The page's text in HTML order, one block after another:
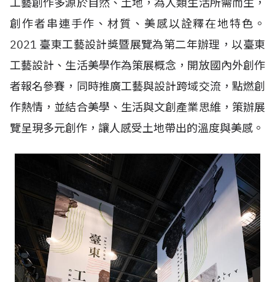
創作者串連手作、材質、美感以詮釋在地特色。
2021 臺東工藝設計獎暨展覽為第二年辦理，以臺東
工藝設計、生活美學作為策展概念，開放國內外創作
者報名參賽，同時推廣工藝與設計跨域交流，點燃創
作熱情，並結合美學、生活與文創產業思維，策辦展
覽呈現多元創作，讓人感受土地帶出的溫度與美感。